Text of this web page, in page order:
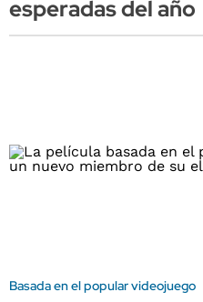
esperadas del año
Basada en el popular videojuego